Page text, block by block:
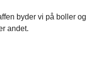
byder vi på boller og
andet.